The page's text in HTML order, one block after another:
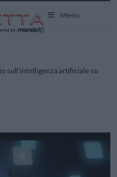
Menu
sull’intelligenza artificiale su